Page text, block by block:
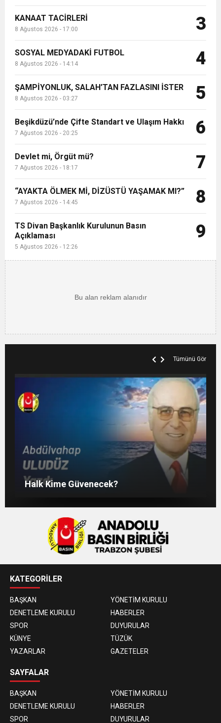
KANAAT TACİRLERİ
8 Ağustos 2026 - 17:00 3
SOSYAL MEDYADAKİ FUTBOL
8 Ağustos 2026 - 14:14 4
ŞAMPİYONLUK, SALAH’TAN FAZLASINI İSTER
8 Ağustos 2026 - 03:27 5
Beşikdüzü’nde Çifte Standart ve Ulaşım Hakkı
7 Ağustos 2026 - 20:25 6
Devlet mi, Örgüt mü?
7 Ağustos 2026 - 18:17 7
“AYAKTA ÖLMEK Mİ, DİZÜSTÜ YAŞAMAK MI?”
7 Ağustos 2026 - 14:45 8
TS Divan Başkanlık Kurulunun Basın
Açıklaması
5 Ağustos 2026 - 12:26
9
Tümünü Gör
Liyakatsiz Yöneticiler…
Halk Kime Güvenecek?
SOSYAL MEDYADAKİ FUTBOL
KATEGORİLER
BAŞKAN
YÖNETİM KURULU
DENETLEME KURULU
HABERLER
SPOR
DUYURULAR
KÜNYE
TÜZÜK
YAZARLAR
GAZETELER
SAYFALAR
BAŞKAN
YÖNETİM KURULU
DENETLEME KURULU
HABERLER
SPOR
DUYURULAR